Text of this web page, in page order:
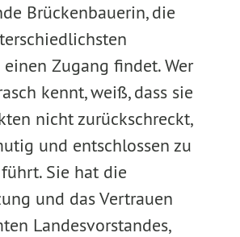
Brückenbauerin, die
einen Zugang findet. Wer
kennt, weiß, dass sie
nicht zurückschreckt,
und entschlossen zu
Sie hat die
und das Vertrauen
Landesvorstandes,